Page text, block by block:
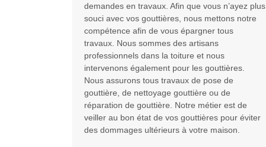
demandes en travaux. Afin que vous n’ayez plus
souci avec vos gouttières, nous mettons notre
compétence afin de vous épargner tous
travaux. Nous sommes des artisans
professionnels dans la toiture et nous
intervenons également pour les gouttières.
Nous assurons tous travaux de pose de
gouttière, de nettoyage gouttière ou de
réparation de gouttière. Notre métier est de
veiller au bon état de vos gouttières pour éviter
des dommages ultérieurs à votre maison.